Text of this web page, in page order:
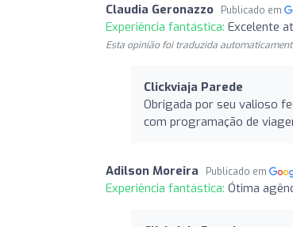
Claudia Geronazzo Publicado em
Experiência fantástica: Excelente
Esta opinião foi traduzida
Clickviaja Parede
Obrigada por seu valioso
com programação de
Adilson Moreira Publicado em
Experiência fantástica: Ótima